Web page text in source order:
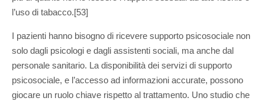
l’uso di tabacco.[53]
I pazienti hanno bisogno di ricevere supporto psicosociale non
solo dagli psicologi e dagli assistenti sociali, ma anche dal
personale sanitario. La disponibilità dei servizi di supporto
psicosociale, e l’accesso ad informazioni accurate, possono
giocare un ruolo chiave rispetto al trattamento. Uno studio che